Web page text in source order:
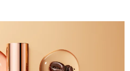
Livraison estimée